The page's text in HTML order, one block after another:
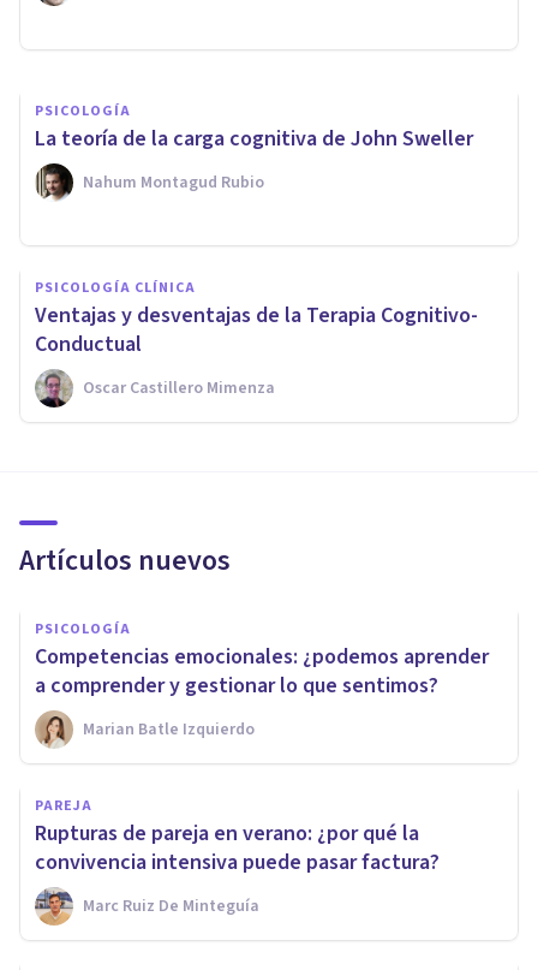
PSICOLOGÍA
La teoría de la carga cognitiva de John Sweller
Nahum Montagud Rubio
PSICOLOGÍA CLÍNICA
Ventajas y desventajas de la Terapia Cognitivo-
Conductual
Oscar Castillero Mimenza
Artículos nuevos
PSICOLOGÍA
Competencias emocionales: ¿podemos aprender
a comprender y gestionar lo que sentimos?
Marian Batle Izquierdo
PAREJA
Rupturas de pareja en verano: ¿por qué la
convivencia intensiva puede pasar factura?
Marc Ruiz De Minteguía